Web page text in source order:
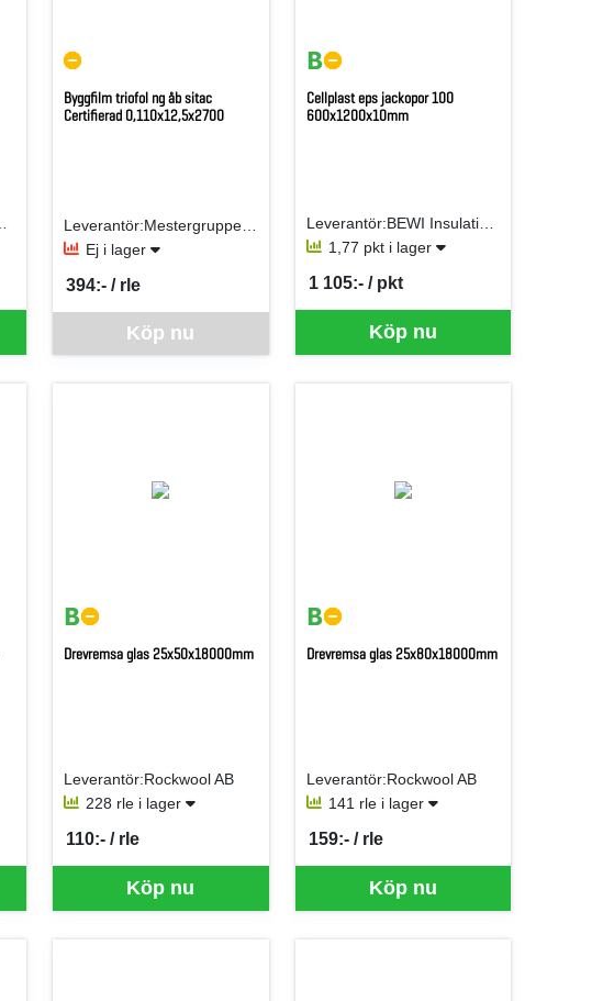
Byggfilm triofol ng åb sitac
Certifierad 0,110x12,5x2700
Ej i lager
Köp nu
394:- / rle
SEK per RLE
Cellplast eps jackopor 100
600x1200x10mm
Leverantör:BEWI Insulation AB (Jackon AB)
1,77 pkt i lager
Köp nu
1 105:- / pkt
SEK per PKT
Drevremsa glas 25x50x18000mm
Leverantör:Rockwool AB
228 rle i lager
Köp nu
110:- / rle
SEK per RLE
Drevremsa glas 25x80x18000mm
Leverantör:Rockwool AB
141 rle i lager
Köp nu
159:- / rle
SEK per RLE